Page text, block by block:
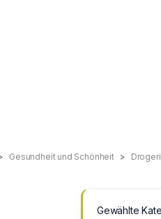
Gesundheit und Schönheit
Gewählte